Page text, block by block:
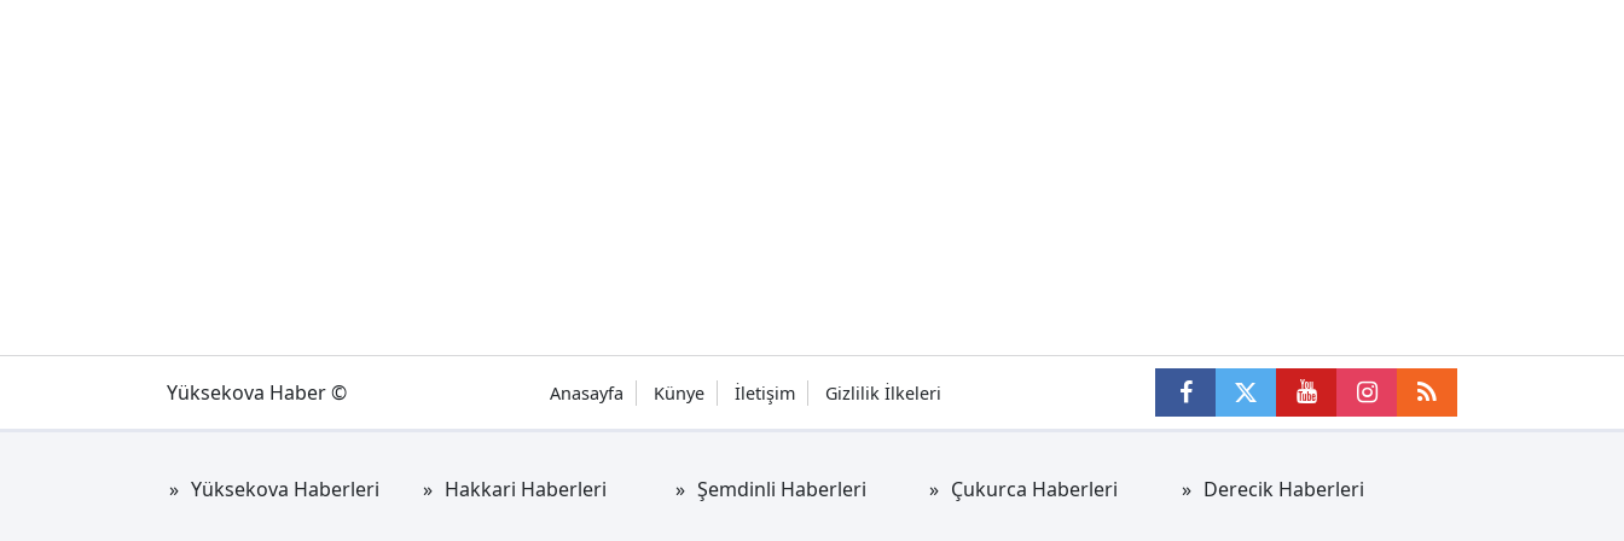
Yüksekova Haber © Anasayfa Künye İletişim Gizlilik İlkeleri
Yüksekova Haberleri Hakkari Haberleri Şemdinli Haberleri Çukurca Haberleri Derecik Haberleri